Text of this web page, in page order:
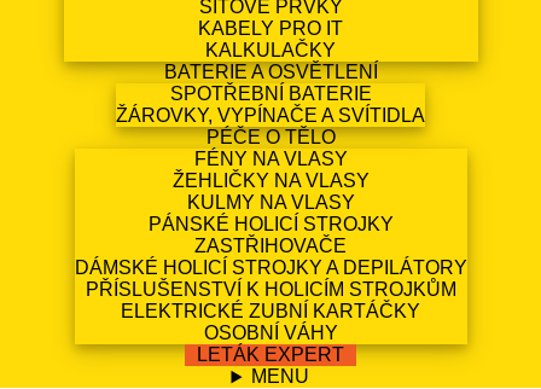
SÍŤOVÉ PRVKY
KABELY PRO IT
KALKULAČKY
BATERIE A OSVĚTLENÍ
SPOTŘEBNÍ BATERIE
ŽÁROVKY, VYPÍNAČE A SVÍTIDLA
PÉČE O TĚLO
FÉNY NA VLASY
ŽEHLIČKY NA VLASY
KULMY NA VLASY
PÁNSKÉ HOLICÍ STROJKY
ZASTŘIHOVAČE
DÁMSKÉ HOLICÍ STROJKY A DEPILÁTORY
PŘÍSLUŠENSTVÍ K HOLICÍM STROJKŮM
ELEKTRICKÉ ZUBNÍ KARTÁČKY
OSOBNÍ VÁHY
LETÁK EXPERT
MENU